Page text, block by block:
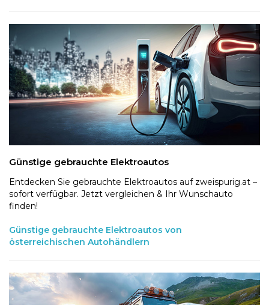
Günstige gebrauchte Elektroautos
Entdecken Sie gebrauchte Elektroautos auf zweispurig.at –
sofort verfügbar. Jetzt vergleichen & Ihr Wunschauto
finden!
Günstige gebrauchte Elektroautos von
österreichischen Autohändlern